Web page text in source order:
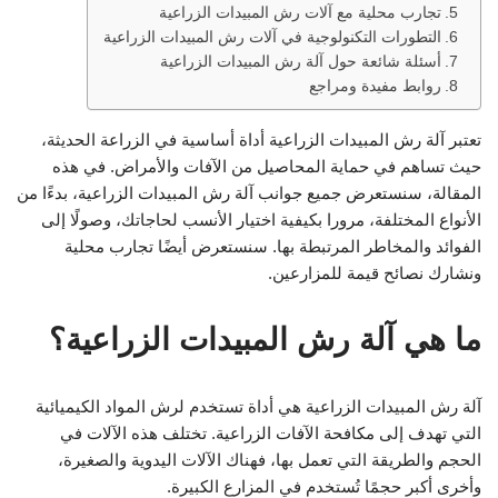
تجارب محلية مع آلات رش المبيدات الزراعية
التطورات التكنولوجية في آلات رش المبيدات الزراعية
أسئلة شائعة حول آلة رش المبيدات الزراعية
روابط مفيدة ومراجع
تعتبر آلة رش المبيدات الزراعية أداة أساسية في الزراعة الحديثة،
حيث تساهم في حماية المحاصيل من الآفات والأمراض. في هذه
المقالة، سنستعرض جميع جوانب آلة رش المبيدات الزراعية، بدءًا من
الأنواع المختلفة، مرورا بكيفية اختيار الأنسب لحاجاتك، وصولًا إلى
الفوائد والمخاطر المرتبطة بها. سنستعرض أيضًا تجارب محلية
ونشارك نصائح قيمة للمزارعين.
ما هي آلة رش المبيدات الزراعية؟
آلة رش المبيدات الزراعية هي أداة تستخدم لرش المواد الكيميائية
التي تهدف إلى مكافحة الآفات الزراعية. تختلف هذه الآلات في
الحجم والطريقة التي تعمل بها، فهناك الآلات اليدوية والصغيرة،
وأخرى أكبر حجمًا تُستخدم في المزارع الكبيرة.